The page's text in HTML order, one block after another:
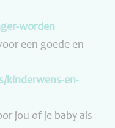
worden
een goede en
kinderwens-en-
jou of je baby als